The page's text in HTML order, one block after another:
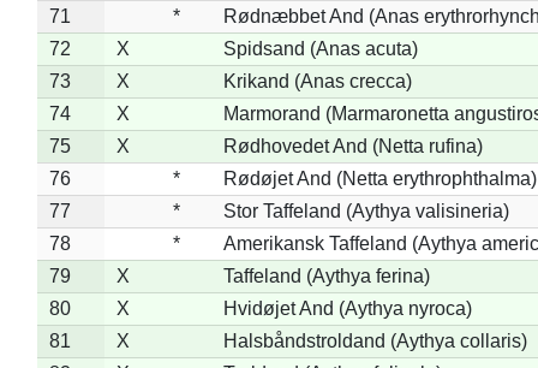
71
*
Rødnæbbet And (Anas
72
X
Spidsand (Anas acuta)
73
X
Krikand (Anas crecca)
74
X
Marmorand (Marmaronetta
75
X
Rødhovedet And (Netta rufina)
76
*
Rødøjet And (Netta erythrophthalma)
77
*
Stor Taffeland (Aythya valisineria)
78
*
Amerikansk Taffeland (Aythya
79
X
Taffeland (Aythya ferina)
80
X
Hvidøjet And (Aythya nyroca)
81
X
Halsbåndstroldand (Aythya collaris)